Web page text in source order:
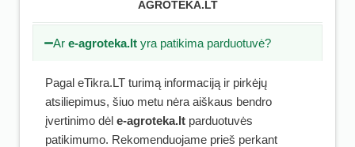
AGROTEKA.LT
Are-agroteka.lt yra patikima parduotuvė?
Pagal eTikra.LT turimą informaciją ir pirkėjų
atsiliepimus, šiuo metu nėra aiškaus bendro
įvertinimo dėl e-agroteka.lt parduotuvės
patikimumo. Rekomenduojame prieš perkant